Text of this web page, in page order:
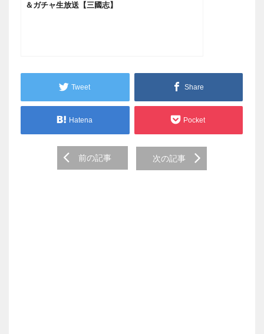
＆ガチャ生放送【三國志】
Tweet Share
Hatena Pocket
navigation
前の記事 次の記事